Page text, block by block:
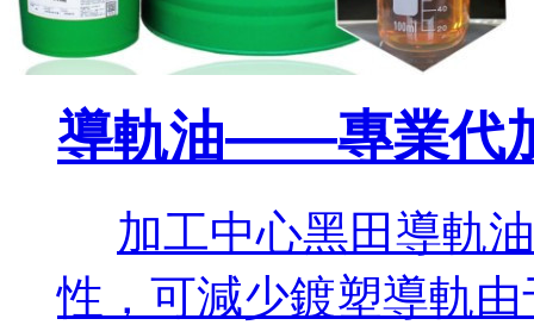
導軌油——專業代
加工中心黑田導軌
性，可減少鍍塑導軌